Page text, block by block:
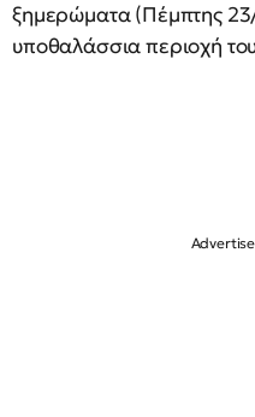
ξημερώματα (Πέμπτης
υποθαλάσσια περιοχή